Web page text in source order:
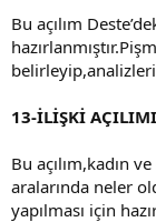
Bu açılım
13-İLİŞKİ AÇILIMI
Bu açılım,kadın
aralarında neler
yapılması için